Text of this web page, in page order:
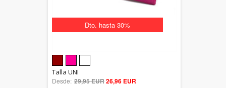
Dto. hasta 30%
out of 5
Talla UNI
Desde: 29,95 EUR26,96 EUR